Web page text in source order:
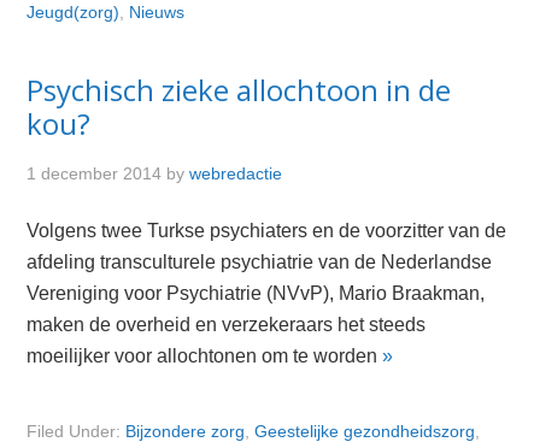
Jeugd(zorg)
Nieuws
Psychisch zieke allochtoon in de
kou?
1 december 2014 bywebredactie
Volgens twee Turkse psychiaters en de voorzitter van de
afdeling transculturele psychiatrie van de Nederlandse
Vereniging voor Psychiatrie (NVvP), Mario Braakman,
maken de overheid en verzekeraars het steeds
moeilijker voor allochtonen om te worden»
Filed Under: Bijzondere zorg ,Geestelijke gezondheidszorg